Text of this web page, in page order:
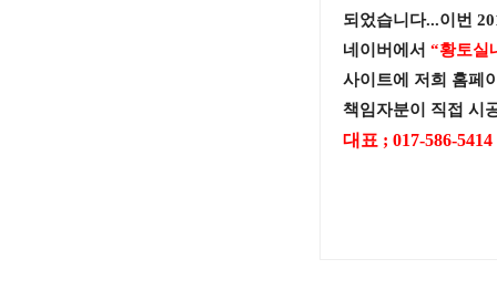
되었습니다...이번
네이버에서 “황토실
사이트에 저희 홈페
책임자분이 직접 시
대표 ; 017-586-5414